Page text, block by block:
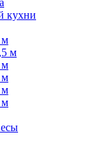
кухни
м
м
м
м
м
м